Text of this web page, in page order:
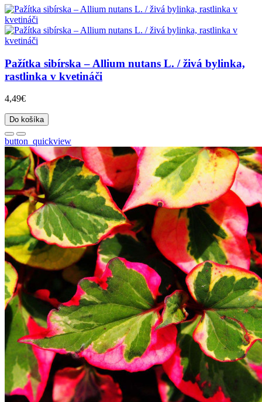
Pažítka sibírska – Allium nutans L. / živá bylinka,
rastlinka v kvetináči
4,49€
Do košíka
button_quickview